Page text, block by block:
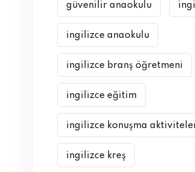
güvenilir anaokulu
ingilizce anaokulu
ingilizce branş öğretmeni
ingilizce eğitim
ingilizce konuşma
ingilizce kreş